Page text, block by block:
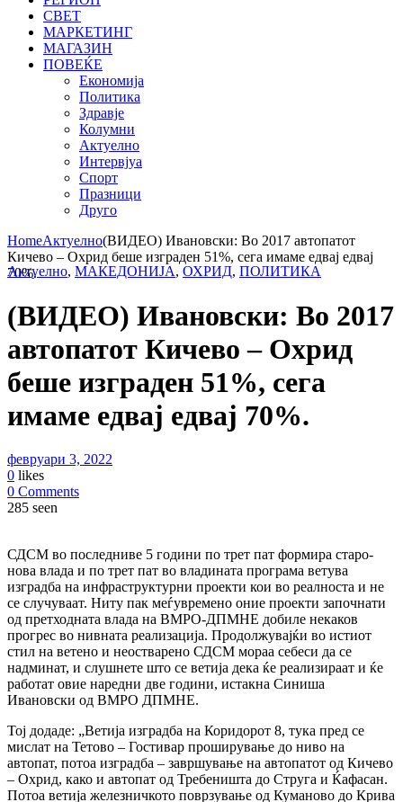
СВЕТ
МАРКЕТИНГ
МАГАЗИН
ПОВЕЌЕ
Економија
Политика
Здравје
Колумни
Актуелно
Интервјуа
Спорт
Празници
Друго
HomeАктуелно(ВИДЕО) Ивановски: Во 2017 автопатот
Кичево – Охрид беше изграден 51%, сега имаме едвај едвај
70%.
Актуелно, МАКЕДОНИЈА, ОХРИД, ПОЛИТИКА
(ВИДЕО) Ивановски: Во 2017
автопатот Кичево – Охрид
беше изграден 51%, сега
имаме едвај едвај 70%.
февруари 3, 2022
0 likes
0 Comments
285 seen
СДСМ во последниве 5 години по трет пат формира старо-
нова влада и по трет пат во владината програма ветува
изградба на инфраструктурни проекти кои во реалноста и не
се случуваат. Ниту пак меѓувремено оние проекти започнати
од претходната влада на ВМРО-ДПМНЕ добиле некаков
прогрес во нивната реализација. Продолжувајќи во истиот
стил на ветено и неостварено СДСМ мораа себеси да се
надминат, и слушнете што се ветија дека ќе реализираат и ќе
работат овие наредни две години, истакна Синиша
Ивановски од ВМРО ДПМНЕ.
Тој додаде: „Ветија изградба на Коридорот 8, тука пред се
мислат на Тетово – Гостивар проширување до ниво на
автопат, потоа изградба – завршување на автопатот од Кичево
– Охрид, како и автопат од Требеништа до Струга и Ќафасан.
Потоа ветија железничкото поврзување од Куманово до Крива